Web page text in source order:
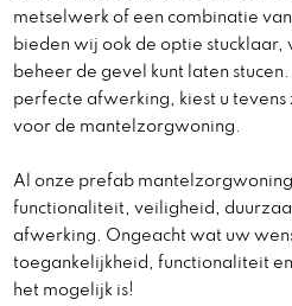
metselwerk of een combinatie
bieden wij ook de optie stucklaar,
beheer de gevel kunt laten
perfecte afwerking, kiest u tevens
voor de mantelzorgwoning.
Al onze prefab
functionaliteit, veiligheid,
afwerking. Ongeacht wat uw
toegankelijkheid, functionaliteit
het mogelijk is!